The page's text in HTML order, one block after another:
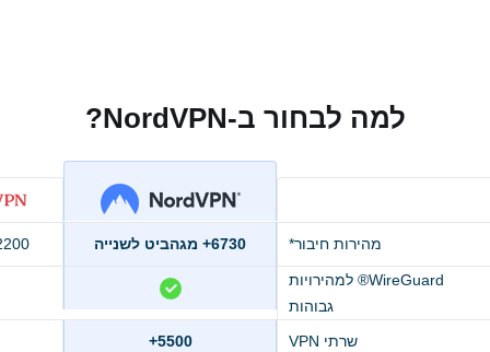
למה לבחור ב-NordVPN?
מהירות חיבור* 6730+ מגהביט לשנייה 2200+ מגהביט
WireGuard® למהירויות
גבוהות
שרתי VPN 5500+